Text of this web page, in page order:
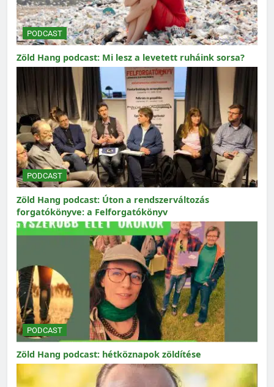
PODCAST
Zöld Hang podcast: Mi lesz a levetett ruháink sorsa?
PODCAST
Zöld Hang podcast: Úton a rendszerváltozás
forgatókönyve: a Felforgatókönyv
PODCAST
Zöld Hang podcast: hétköznapok zöldítése